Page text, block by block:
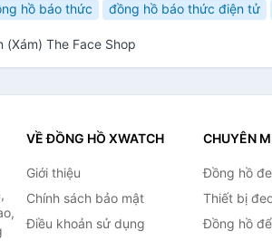
hồ báo thức đồng hồ báo thức điện tử
The Face Shop
VỀ ĐỒNG HỒ XWATCH
Giới thiệu
Chính sách bảo mật
Điều khoản sử dụng
CHUYÊN
Đồng hồ
Thiết bị
Đồng hồ